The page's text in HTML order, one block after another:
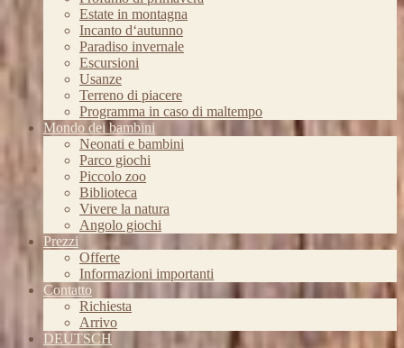
Estate in montagna
Incanto d‘autunno
Paradiso invernale
Escursioni
Usanze
Terreno di piacere
Programma in caso di maltempo
Mondo dei bambini
Neonati e bambini
Parco giochi
Piccolo zoo
Biblioteca
Vivere la natura
Angolo giochi
Prezzi
Offerte
Informazioni importanti
Contatto
Richiesta
Arrivo
DEUTSCH